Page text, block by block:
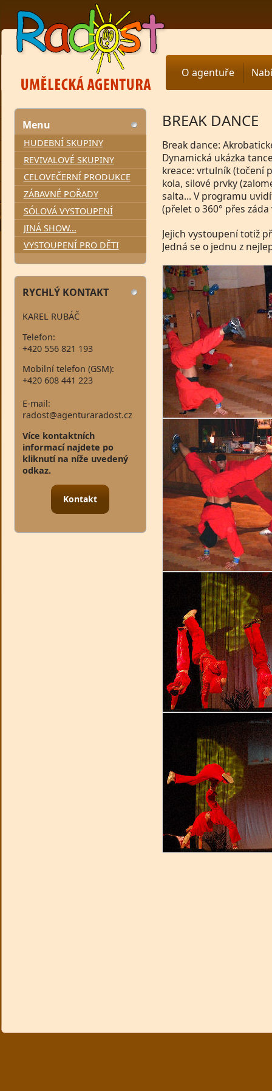
O agentuře
Menu
HUDEBNÍ SKUPINY
REVIVALOVÉ SKUPINY
CELOVEČERNÍ PRODUKCE
ZÁBAVNÉ POŘADY
SÓLOVÁ VYSTOUPENÍ
JINÁ SHOW...
VYSTOUPENÍ PRO DĚTI
RYCHLÝ KONTAKT
KAREL RUBÁČ
Telefon:
+420 556 821 193
Mobilní telefon (GSM):
+420 608 441 223
E-mail:
radost@agenturaradost.cz
Více kontaktních
informací najdete po
kliknutí na níže uvedený
odkaz.
Kontakt
BREAK DANCE
Break dance:
Dynamická ukázka
kreace: vrtulník (točení
kola, silové prvky
salta... V programu
(přelet o 360° přes záda
Jejich vystoupení totiž
Jedná se o jednu z